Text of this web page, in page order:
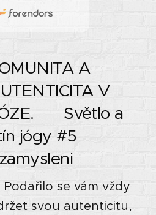
A
V
🌗 Světlo a
jógy #5
se vám vždy
svou autenticitu,